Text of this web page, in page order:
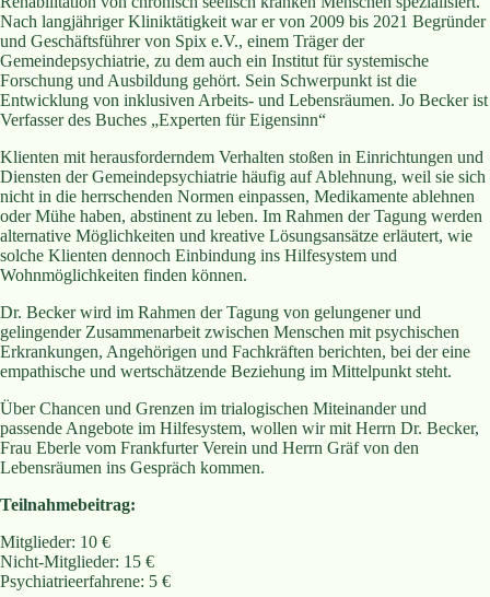
Nach langjähriger Kliniktätigkeit war er von 2009 bis 2021 Begründer
und Geschäftsführer von Spix e.V., einem Träger der
Gemeindepsychiatrie, zu dem auch ein Institut für systemische
Forschung und Ausbildung gehört. Sein Schwerpunkt ist die
Entwicklung von inklusiven Arbeits- und Lebensräumen. Jo Becker ist
Verfasser des Buches „Experten für Eigensinn“
Klienten mit herausforderndem Verhalten stoßen in Einrichtungen und
Diensten der Gemeindepsychiatrie häufig auf Ablehnung, weil sie sich
nicht in die herrschenden Normen einpassen, Medikamente ablehnen
oder Mühe haben, abstinent zu leben. Im Rahmen der Tagung werden
alternative Möglichkeiten und kreative Lösungsansätze erläutert, wie
solche Klienten dennoch Einbindung ins Hilfesystem und
Wohnmöglichkeiten finden können.
Dr. Becker wird im Rahmen der Tagung von gelungener und
gelingender Zusammenarbeit zwischen Menschen mit psychischen
Erkrankungen, Angehörigen und Fachkräften berichten, bei der eine
empathische und wertschätzende Beziehung im Mittelpunkt steht.
Über Chancen und Grenzen im trialogischen Miteinander und
passende Angebote im Hilfesystem, wollen wir mit Herrn Dr. Becker,
Frau Eberle vom Frankfurter Verein und Herrn Gräf von den
Lebensräumen ins Gespräch kommen.
Teilnahmebeitrag:
Mitglieder: 10 €
Nicht-Mitglieder: 15 €
Psychiatrieerfahrene: 5 €